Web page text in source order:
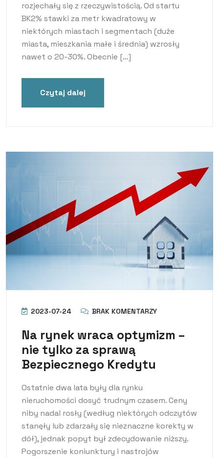
rozjechały się z rzeczywistością. Od startu
BK2% stawki za metr kwadratowy w
niektórych miastach i segmentach (duże
miasta, mieszkania małe i średnia) wzrosły
nawet o 20-30%. Obecnie […]
Czytaj dalej
2023-07-24 BRAK KOMENTARZY
Na rynek wraca optymizm –
nie tylko za sprawą
Bezpiecznego Kredytu
Ostatnie dwa lata były dla rynku
nieruchomości dosyć trudnym czasem. Ceny
niby nadal rosły (według niektórych odczytów
stanęły lub zdarzały się nieznaczne korekty w
dół), jednak popyt był zdecydowanie niższy.
Pogorszenie koniunktury i nastrojów